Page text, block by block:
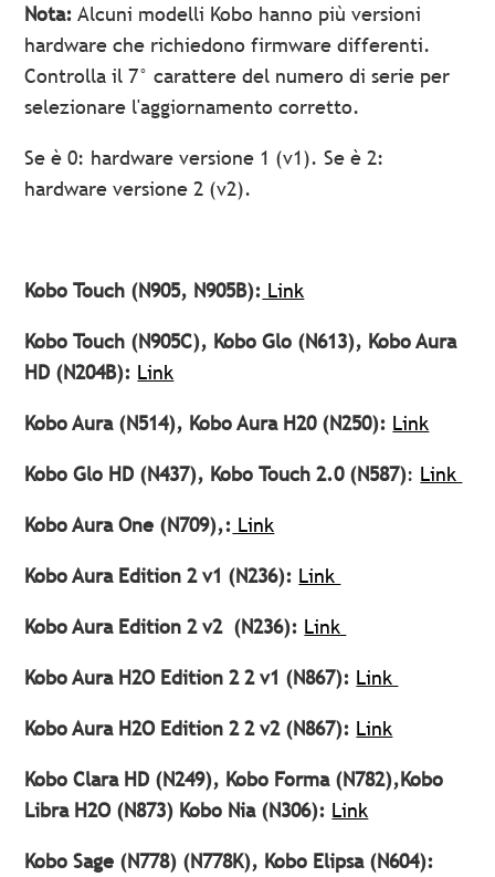
Nota: Alcuni modelli Kobo hanno più versioni
hardware che richiedono firmware differenti.
Controlla il 7° carattere del numero di serie per
selezionare l'aggiornamento corretto.
Se è 0: hardware versione 1 (v1). Se è 2:
hardware versione 2 (v2).
Kobo Touch (N905, N905B): Link
Kobo Touch (N905C), Kobo Glo (N613), Kobo Aura
HD (N204B): Link
Kobo Aura (N514), Kobo Aura H20 (N250): Link
Kobo Glo HD (N437), Kobo Touch 2.0 (N587): Link
Kobo Aura One (N709),: Link
Kobo Aura Edition 2 v1 (N236): Link
Kobo Aura Edition 2 v2 (N236): Link
Kobo Aura H2O Edition 2 2 v1 (N867): Link
Kobo Aura H2O Edition 2 2 v2 (N867): Link
Kobo Clara HD (N249), Kobo Forma (N782),Kobo
Libra H2O (N873) Kobo Nia (N306): Link
Kobo Sage (N778) (N778K), Kobo Elipsa (N604):